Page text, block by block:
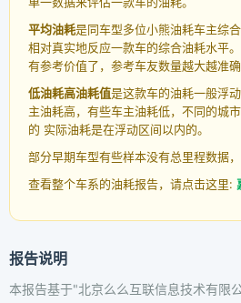
平均油耗是同车型多位小熊油耗车主综
相对真实地反应一款车的综合油耗水平
有参考价值了，参考车友数量越大越准确
低油耗高油耗值是这款车的油耗一般浮
主油耗高，有些车主油耗低，不同的城
的 实际油耗是在浮动区间以内的。
部分早期车型有些样本没有总里程数据，
查看整个车系的油耗报告，请点击这里:
报告说明
本报告基于"北京么么互联信息技术有限